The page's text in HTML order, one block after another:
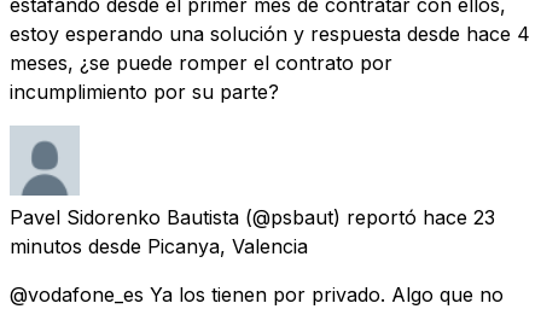
estoy esperando una solución y respuesta desde hace 4
meses, ¿se puede romper el contrato por
incumplimiento por su parte?
Pavel Sidorenko Bautista (@psbaut) reportó hace 23
minutos desde Picanya, Valencia
@vodafone_es Ya los tienen por privado. Algo que no